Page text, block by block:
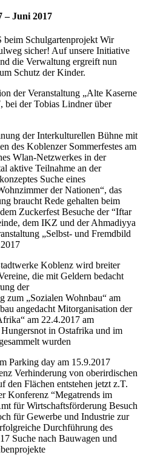
– Juni 2017
beim Schulgartenprojekt Wir
sicher! Auf unsere Initiative
die Verwaltung ergreift nun
Schutz der Kinder.
der Veranstaltung „Alte Kaserne
bei der Tobias Lindner über
der Interkulturellen Bühne mit
des Koblenzer Sommerfestes am
Wlan-Netzwerkes in der
aktive Teilnahme an der
Suche eines
der Nationen“, das
braucht Rede gehalten beim
Zuckerfest Besuche der “Iftar
dem IKZ und der Ahmadiyya
„Selbst- und Fremdbild
Koblenz wird breiter
die mit Geldern bedacht
der
zum „Sozialen Wohnbau“ am
angedacht Mitorganisation der
am 22.4.2017 am
in Ostafrika und im
wurden
Parking day am 15.9.2017
Verhinderung von oberirdischen
den Flächen entstehen jetzt z.T.
Konferenz “Megatrends im
für Wirtschaftsförderung Besuch
für Gewerbe und Industrie zur
Durchführung des
Suche nach Bauwagen und